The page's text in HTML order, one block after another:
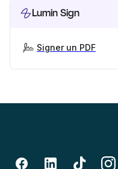
Lumin Sign
Signer un PDF